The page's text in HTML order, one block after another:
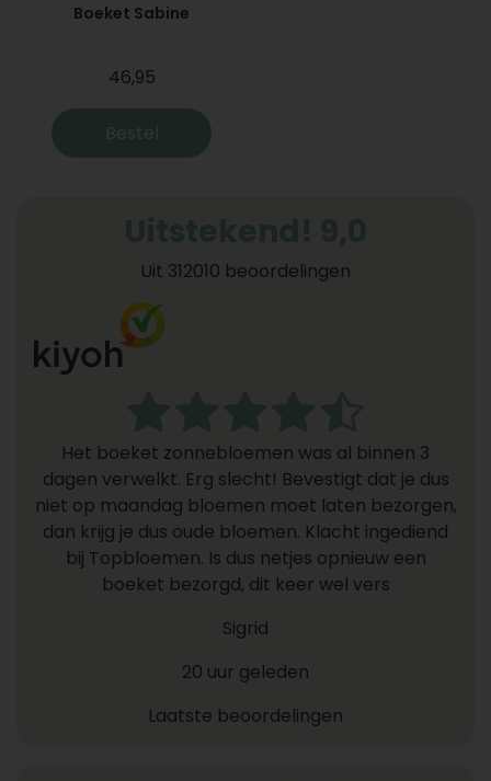
Boeket Sabine
46,95
Bestel
Uit 312010 beoordelingen
Het boeket zonnebloemen was al binnen 3
dagen verwelkt. Erg slecht! Bevestigt dat je dus
niet op maandag bloemen moet laten bezorgen,
dan krijg je dus oude bloemen. Klacht ingediend
bij Topbloemen. Is dus netjes opnieuw een
boeket bezorgd, dit keer wel vers
Sigrid
20 uur geleden
Laatste beoordelingen